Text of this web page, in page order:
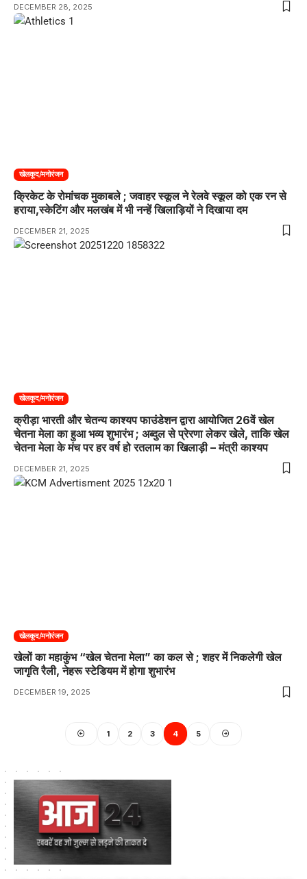
DECEMBER 28, 2025
खेलकूद/मनोरंजन
क्रिकेट के रोमांचक मुकाबले ; जवाहर स्कूल ने रेलवे स्कूल को एक रन से
हराया,स्केटिंग और मलखंब में भी नन्हें खिलाड़ियों ने दिखाया दम
DECEMBER 21, 2025
खेलकूद/मनोरंजन
क्रीड़ा भारती और चेतन्य काश्यप फाउंडेशन द्वारा आयोजित 26वें खेल
चेतना मेला का हुआ भव्य शुभारंभ ; अब्दुल से प्रेरणा लेकर खेले, ताकि खेल
चेतना मेला के मंच पर हर वर्ष हो रतलाम का खिलाड़ी – मंत्री काश्यप
DECEMBER 21, 2025
खेलकूद/मनोरंजन
खेलों का महाकुंभ “खेल चेतना मेला” का कल से ; शहर में निकलेगी खेल
जागृति रैली, नेहरू स्टेडियम में होगा शुभारंभ
DECEMBER 19, 2025
1 2 3 4 5